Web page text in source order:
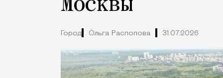
Москвы
Город Ольга Распопова 31.07.2026